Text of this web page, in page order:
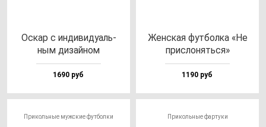
Оскар с ин­ди­ви­ду­аль­
ным ди­зай­ном
1690 руб
Жен­ская фут­бол­ка «Не
прис­ло­нять­ся»
1190 руб
Прикольные мужские футболки Прикольные фартуки